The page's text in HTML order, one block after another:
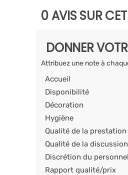
0 AVIS SUR
DONNER
Attribuez une note à
Accueil
Disponibilité
Décoration
Hygiène
Qualité de la prestation
Qualité de la discussion
Discrétion du personnel
Rapport qualité/prix